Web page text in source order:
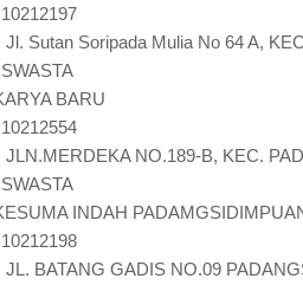
Jl. Sutan Soripada Mulia No 64 A,
BARU
JLN.MERDEKA NO.189-B, KEC.
INDAH
JL. BATANG GADIS NO.09